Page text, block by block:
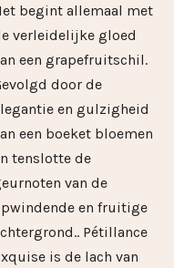
begint allemaal met
verleidelijke gloed
een grapefruitschil.
door de
en gulzigheid
een boeket bloemen
tenslotte de
van de
en fruitige
Pétillance
is de lach van